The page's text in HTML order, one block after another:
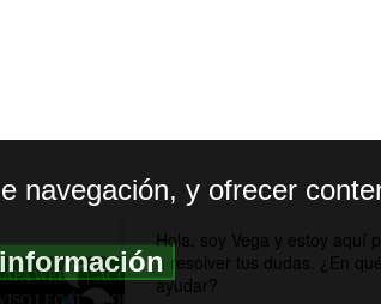
WEB|ACCESIBILIDAD
LEGAL| POLITICA DE PRIVACIDAD
navegación, y ofrecer